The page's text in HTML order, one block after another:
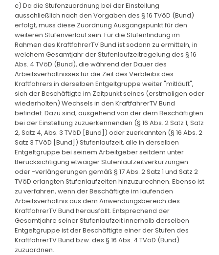
c) Da die Stufenzuordnung bei der Einstellung
ausschließlich nach den Vorgaben des § 16 TVöD (Bund)
erfolgt, muss diese Zuordnung Ausgangspunkt für den
weiteren Stufenverlauf sein. Für die Stufenfindung im
Rahmen des KraftfahrerTV Bund ist sodann zu ermitteln, in
welchem Gesamtjahr der Stufenlaufzeitregelung des § 16
Abs. 4 TVöD (Bund), die während der Dauer des
Arbeitsverhältnisses für die Zeit des Verbleibs des
Kraftfahrers in derselben Entgeltgruppe weiter "mitläuft",
sich der Beschäftigte im Zeitpunkt seines (erstmaligen oder
wiederholten) Wechsels in den KraftfahrerTV Bund
befindet. Dazu sind, ausgehend von der dem Beschäftigten
bei der Einstellung zuzuerkennenden (§ 16 Abs. 2 Satz 1, Satz
2, Satz 4, Abs. 3 TVöD [Bund]) oder zuerkannten (§ 16 Abs. 2
Satz 3 TVöD [Bund]) Stufenlaufzeit, alle in derselben
Entgeltgruppe bei seinem Arbeitgeber seitdem unter
Berücksichtigung etwaiger Stufenlaufzeitverkürzungen
oder -verlängerungen gemäß § 17 Abs. 2 Satz 1 und Satz 2
TVöD erlangten Stufenlaufzeiten hinzuzurechnen. Ebenso ist
zu verfahren, wenn der Beschäftigte im laufenden
Arbeitsverhältnis aus dem Anwendungsbereich des
KraftfahrerTV Bund herausfällt. Entsprechend der
Gesamtjahre seiner Stufenlaufzeit innerhalb derselben
Entgeltgruppe ist der Beschäftigte einer der Stufen des
KraftfahrerTV Bund bzw. des § 16 Abs. 4 TVöD (Bund)
zuzuordnen.